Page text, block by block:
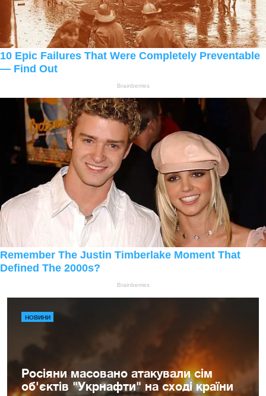
НОВИНИ
Росіяни масовано атакували сім
об'єктів "Укрнафти" на сході країни